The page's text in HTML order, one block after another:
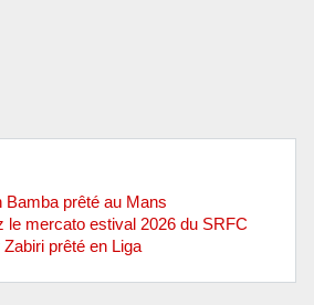
Bamba prêté au Mans
le mercato estival 2026 du SRFC
prêté en Liga